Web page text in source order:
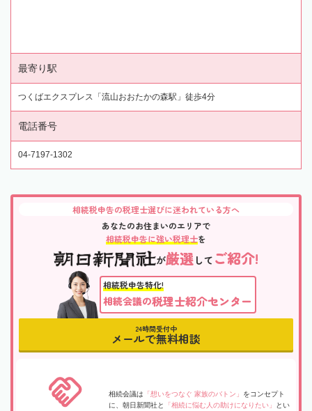
最寄り駅
つくばエクスプレス「流山おおたかの森駅」徒歩4分
電話番号
04-7197-1302
相続税申告の税理士選びに迷われている方へ
あなたのお住まいのエリアで
相続税申告に強い税理士を
が厳選して ご紹介!
相続税申告特化!
相続会議の税理士紹介センター
24時間受付中
メールで無料相談
相続会議は 「想いをつなぐ 家族のバトン」 をコンセプト
に、朝日新聞社と
「相続に悩む人の助けになりたい」
とい